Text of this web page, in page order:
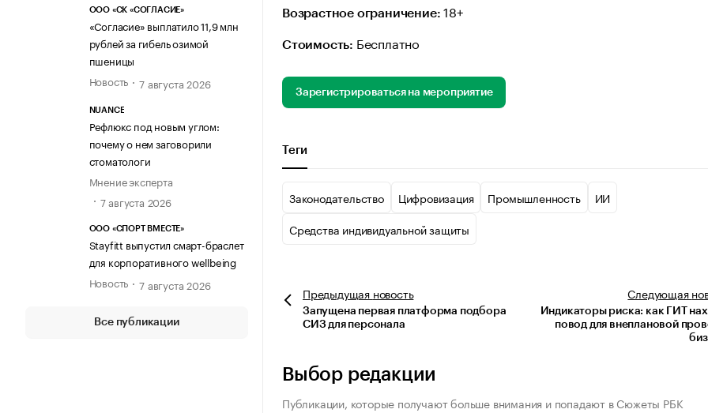
ООО «СК «СОГЛАСИЕ»
«Согласие» выплатило 11,9 млн
рублей за гибель озимой
пшеницы
Новость
7 августа 2026
NUANCE
Рефлюкс под новым углом:
почему о нем заговорили
стоматологи
Мнение эксперта
7 августа 2026
ООО «СПОРТ ВМЕСТЕ»
Stayfitt выпустил смарт-браслет
для корпоративного wellbeing
Новость
7 августа 2026
Все публикации
Возрастное ограничение: 18+
Стоимость: Бесплатно
Зарегистрироваться на мероприятие
Теги
Законодательство Цифровизация Промышленность
ИИ
Средства индивидуальной защиты
Предыдущая новость
Запущена первая платформа подбора
СИЗ для персонала
Следующая
Индикаторы риска: как ГИТ
повод для внеплановой
Выбор редакции
Публикации, которые получают больше внимания и попадают в Сюжеты РБК